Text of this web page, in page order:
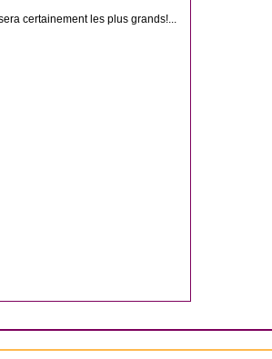
certainement les plus grands!...